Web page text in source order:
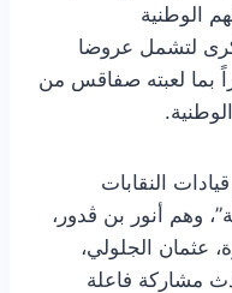
الوطنية
لتشمل عروضا
بما لعبته صفاقس من
النقابات
وهم أنور بن ڨدور،
عثمان الجلولي،
مشاركة فاعلة